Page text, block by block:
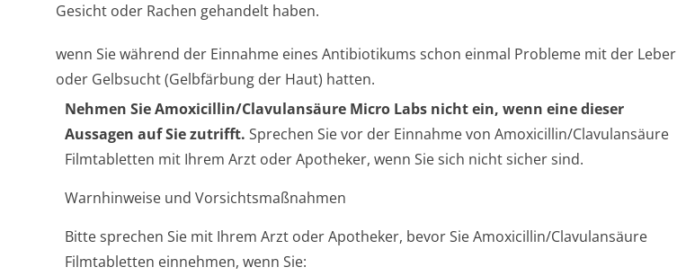
Gesicht oder Rachen gehandelt haben.
wenn Sie während der Einnahme eines Antibiotikums schon einmal Probleme mit der Leber
oder Gelbsucht (Gelbfärbung der Haut) hatten.
Nehmen Sie Amoxicillin/Cla­vulansäure Micro Labs nicht ein, wenn eine dieser
Aussagen auf Sie zutrifft. Sprechen Sie vor der Einnahme von Amoxicillin/Cla­vulansäure
Filmtabletten mit Ihrem Arzt oder Apotheker, wenn Sie sich nicht sicher sind.
Warnhinweise und Vorsichtsmaßnahmen
Bitte sprechen Sie mit Ihrem Arzt oder Apotheker, bevor Sie Amoxicillin/Cla­vulansäure
Filmtabletten einnehmen, wenn Sie: